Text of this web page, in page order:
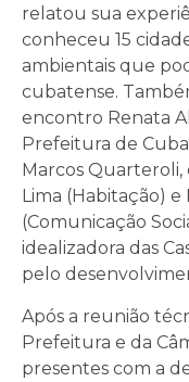
relatou sua
conheceu 15
ambientais que
cubatense.
encontro Renata
Prefeitura de
Marcos
Lima (Habitação)
(Comunicação
idealizadora das
pelo
Após a reunião
Prefeitura e da
presentes com a